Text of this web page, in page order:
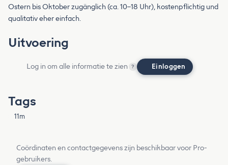
Ostern bis Oktober zugänglich (ca. 10–18 Uhr), kostenpflichtig und
qualitativ eher einfach.
Uitvoering
Log in om alle informatie te zien ? Einloggen
Tags
11m
Coördinaten en contactgegevens zijn beschikbaar voor Pro-
gebruikers.